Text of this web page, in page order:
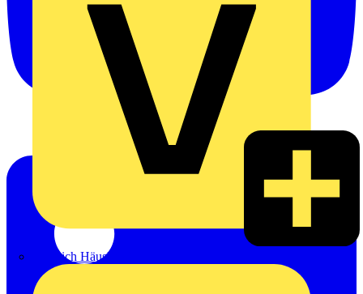
Heinrich Häusler GmbH